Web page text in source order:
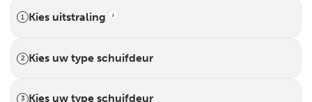
1 Kies uitstraling
2 Kies uw type schuifdeur
3 Kies uw type schuifdeur